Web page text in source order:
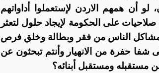
لو أن همهم الاردن لإستعملوا أداواتهم
على الحكومة لإيجاد حلول لتعثر
مشاكل الناس من فقر وبطالة وخلق فرص
شفا حفرة من الانهيار وأنتم تبحثون عن
ومستقبل أبنائه؟